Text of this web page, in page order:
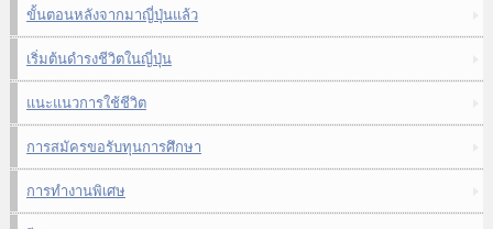
ขั้นตอนหลังจากมาญี่ปุ่นแล้ว
เริ่มต้นดำรงชีวิตในญี่ปุ่น
แนะแนวการใช้ชีวิต
การสมัครขอรับทุนการศึกษา
การทำงานพิเศษ